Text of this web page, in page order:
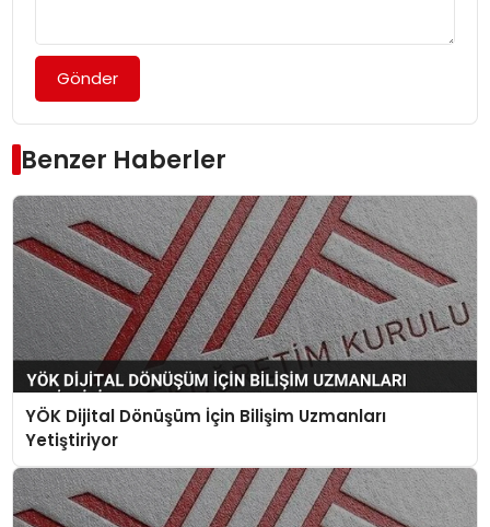
Gönder
Benzer Haberler
YÖK Dijital Dönüşüm İçin Bilişim Uzmanları
Yetiştiriyor